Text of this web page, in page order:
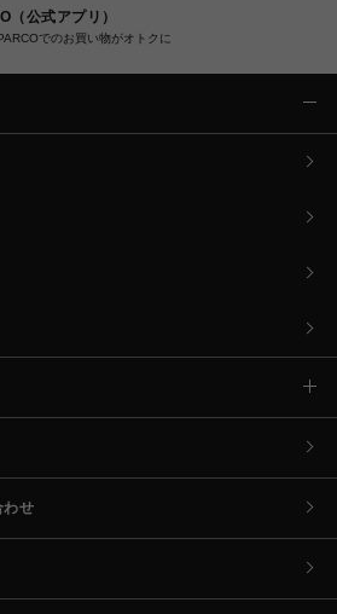
（公式アプリ）
でのお買い物がオトクに
わせ